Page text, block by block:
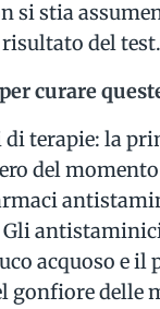
si stia
del test.
curare
terapie: la
del
Gli
acquoso e
gonfiore delle